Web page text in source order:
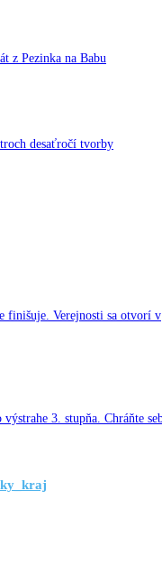
z Pezinka na Babu
desaťročí tvorby
finišuje. Verejnosti sa otvorí v
3. stupňa. Chráňte